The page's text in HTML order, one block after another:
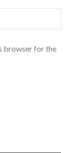
browser for the